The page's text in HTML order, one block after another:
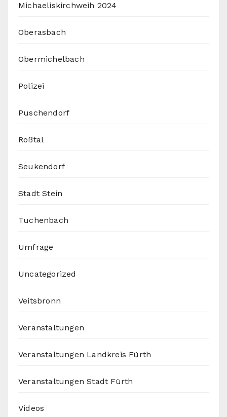
Michaeliskirchweih 2024
Oberasbach
Obermichelbach
Polizei
Puschendorf
Roßtal
Seukendorf
Stadt Stein
Tuchenbach
Umfrage
Uncategorized
Veitsbronn
Veranstaltungen
Veranstaltungen Landkreis Fürth
Veranstaltungen Stadt Fürth
Videos